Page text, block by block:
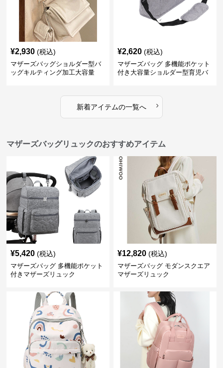
¥2,930 (税込)
マザーズバッグショルダー型バ
ッグキルティング加工大容量
¥2,620 (税込)
マザーズバッグ 多機能ポケット
付き大容量ショルダー型育児バ
新着アイテムの一覧へ ›
マザーズバッグリュックのおすすめアイテム
¥5,420 (税込)
マザーズバッグ 多機能ポケット
付きマザーズリュック
¥12,820 (税込)
マザーズバッグ モダンスクエア
マザーズリュック